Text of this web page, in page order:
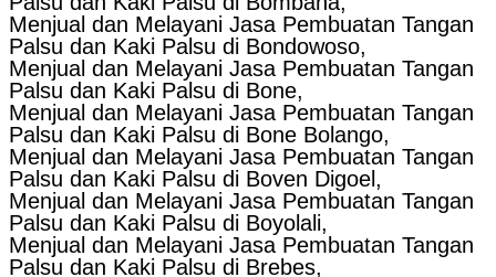
Menjual dan Melayani Jasa Pembuatan Tangan
Palsu dan Kaki Palsu di Bondowoso,
Menjual dan Melayani Jasa Pembuatan Tangan
Palsu dan Kaki Palsu di Bone,
Menjual dan Melayani Jasa Pembuatan Tangan
Palsu dan Kaki Palsu di Bone Bolango,
Menjual dan Melayani Jasa Pembuatan Tangan
Palsu dan Kaki Palsu di Boven Digoel,
Menjual dan Melayani Jasa Pembuatan Tangan
Palsu dan Kaki Palsu di Boyolali,
Menjual dan Melayani Jasa Pembuatan Tangan
Palsu dan Kaki Palsu di Brebes,